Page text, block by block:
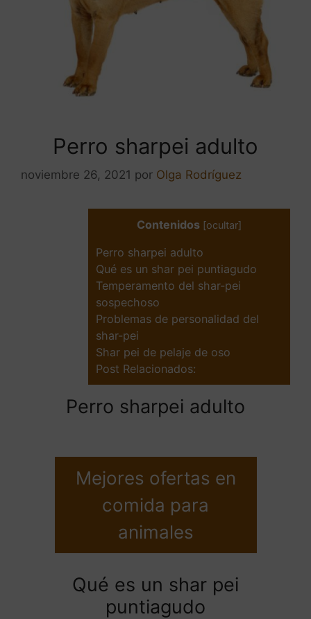
Perro sharpei adulto
noviembre 26, 2021 por Olga Rodríguez
Contenidos [ocultar]
Perro sharpei adulto
Qué es un shar pei puntiagudo
Temperamento del shar-pei
sospechoso
Problemas de personalidad del
shar-pei
Shar pei de pelaje de oso
Post Relacionados:
Perro sharpei adulto
Mejores ofertas en
comida para
animales
Qué es un shar pei
puntiagudo